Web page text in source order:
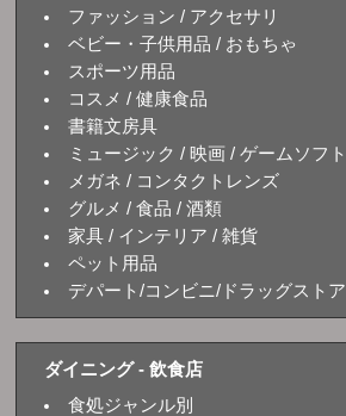
ファッション / アクセサリ
ベビー・子供用品 / おもちゃ
スポーツ用品
コスメ / 健康食品
書籍文房具
ミュージック / 映画 / ゲームソフト
メガネ / コンタクトレンズ
グルメ / 食品 / 酒類
家具 / インテリア / 雑貨
ペット用品
デパート/コンビニ/ドラッグストア
ダイニング - 飲食店
食処ジャンル別